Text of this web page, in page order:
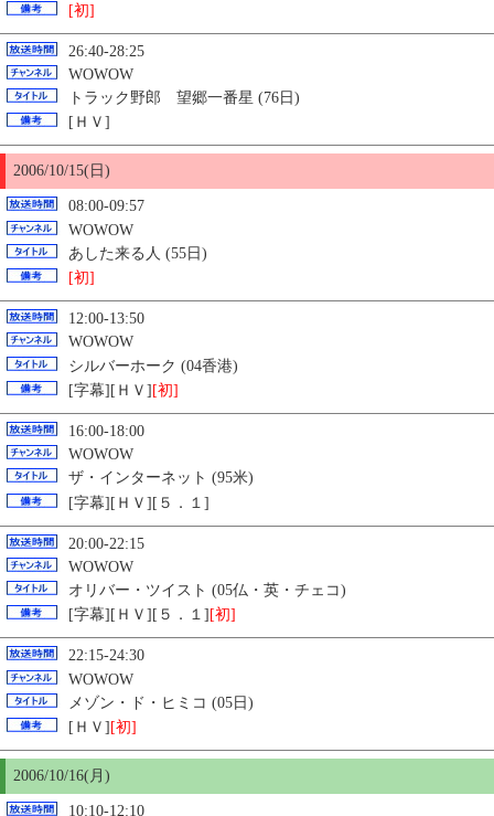
[初]
26:40-28:25
WOWOW
トラック野郎 望郷一番星 (76日)
[ＨＶ]
2006/10/15(日)
08:00-09:57
WOWOW
あした来る人 (55日)
[初]
12:00-13:50
WOWOW
シルバーホーク (04香港)
[字幕][ＨＶ] [初]
16:00-18:00
WOWOW
ザ・インターネット (95米)
[字幕][ＨＶ][５．１]
20:00-22:15
WOWOW
オリバー・ツイスト (05仏・英・チェコ)
[字幕][ＨＶ][５．１] [初]
22:15-24:30
WOWOW
メゾン・ド・ヒミコ (05日)
[ＨＶ] [初]
2006/10/16(月)
10:10-12:10